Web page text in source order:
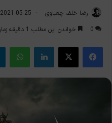
رضا خلف چعباوی 2021-05-25
0
خواندن این مطلب 1 دقیقه زمان میبرد
فیس بوک X لینکدین واتس آپ